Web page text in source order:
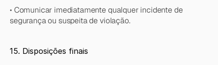
• Comunicar imediatamente qualquer incidente de
segurança ou suspeita de violação.
15. Disposições finais